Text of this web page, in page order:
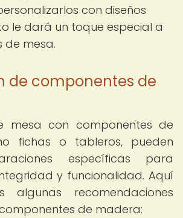
con diseños
le dará un toque especial a
de mesa.
de componentes de
mesa con componentes de
fichas o tableros, pueden
específicas para
y funcionalidad. Aquí
algunas recomendaciones
de madera: